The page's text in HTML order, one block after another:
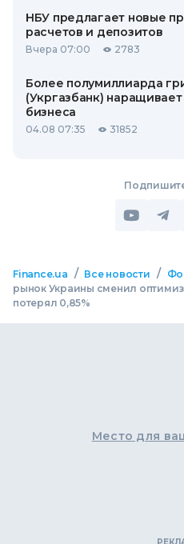
НБУ предлагает новые
расчетов и депозитов
Вчера 07:00 2783
Более полумиллиарда
(Укргазбанк)
бизнеса
04.08 07:35 31852
Finance.ua / Все новости /
рынок Украины сменил
потерял 0,85%
Место для